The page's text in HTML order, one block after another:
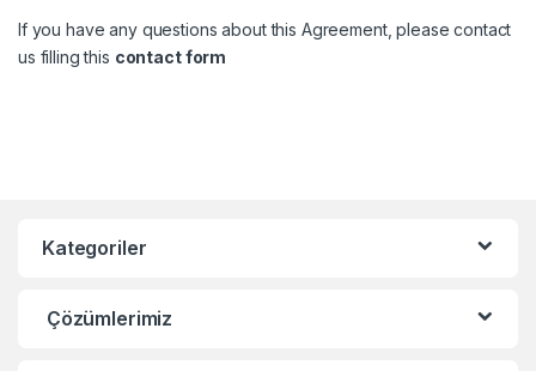
If you have any questions about this Agreement, please contact
us filling this contact form
Kategoriler
Çözümlerimiz